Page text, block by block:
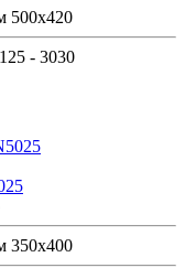
500х420
125 - 3030
350х400